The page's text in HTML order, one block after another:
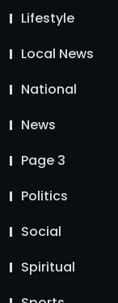
Lifestyle
Local News
National
News
Page 3
Politics
Social
Spiritual